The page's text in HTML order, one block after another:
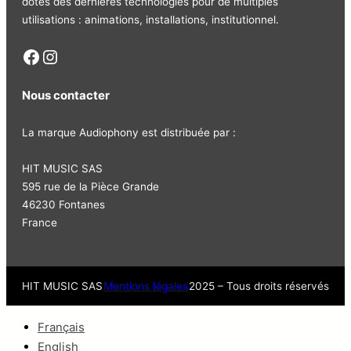
• Connexions sortie : XLR femelle 3 broches Neutrik
• Assemblé en Belgique
utilisations : animations, installations, institutionnel.
Facebook Instagram
Nous contacter
La marque Audiophony est distribuée par :
HIT MUSIC SAS
595 rue de la Pièce Grande
46230 Fontanes
France
HIT MUSIC SASMentions légales2025 – Tous droits réservés
Français
English